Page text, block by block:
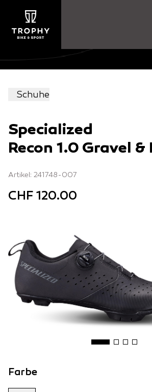
Schuhe
Specialized
Recon 1.0 Gravel &
Artikel: 241748-007
CHF 120.00
Farbe